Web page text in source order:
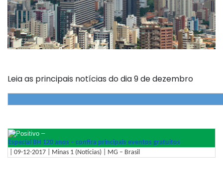
Leia as principais notícias do dia 9 de dezembro
–
Especial BH 120 anos – confira principais eventos gratuitos
| 09-12-2017 | Minas 1 (Notícias) | MG – Brasil